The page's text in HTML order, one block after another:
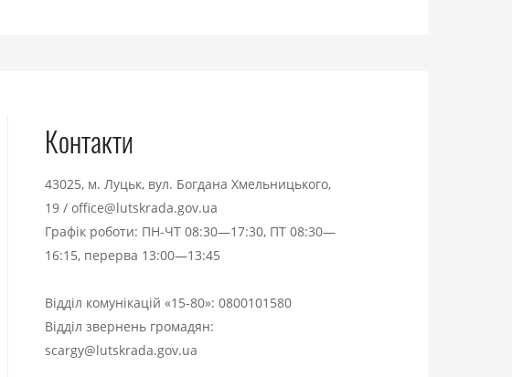
Контакти
43025, м. Луцьк, вул. Богдана Хмельницького,
19 / office@lutskrada.gov.ua
Графік роботи: ПН-ЧТ 08:30—17:30, ПТ 08:30—
16:15, перерва 13:00—13:45
Відділ комунікацій «15-80»: 0800101580
Відділ звернень громадян:
scargy@lutskrada.gov.ua